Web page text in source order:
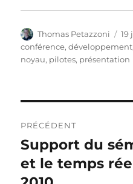
Auteur
Thomas Petazzoni
le
19
conférence,développement
noyau, pilotes, présentation
de
l’article
PRÉCÉDENT
Publication
précédente :
Support du
et le temps